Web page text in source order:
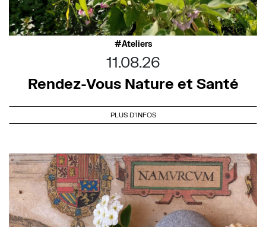
Ateliers
11.08.26
Rendez-Vous Nature et Santé
PLUS D'INFOS